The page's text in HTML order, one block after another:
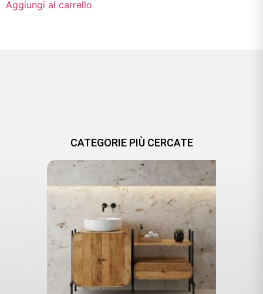
Aggiungi al carrello
CATEGORIE PIÙ CERCATE